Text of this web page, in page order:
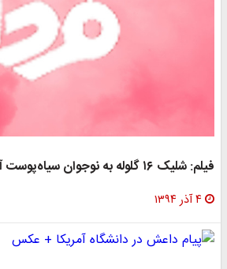
فیلم: شلیک ۱۶ گلوله به نوجوان سیاه‌پوست آمریکایی توسط پلیس
۴ آذر ۱۳۹۴